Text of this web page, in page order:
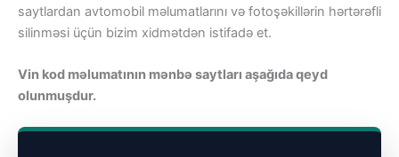
saytlardan avtomobil məlumatlarını və fotoşəkillərin hərtərəfli
silinməsi üçün bizim xidmətdən istifadə et.
Vin kod məlumatının mənbə saytları aşağıda qeyd
olunmuşdur.